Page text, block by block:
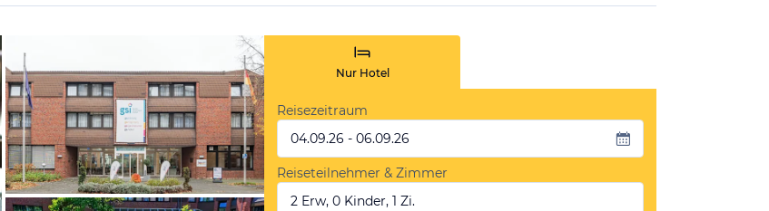
Nur Hotel
Reisezeitraum
04.09.26 - 06.09.26
Reiseteilnehmer & Zimmer
2 Erw, 0 Kinder, 1 Zi.